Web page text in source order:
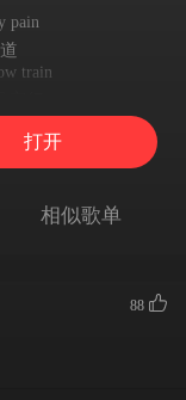
pain
train
train
打开
相似歌单
88